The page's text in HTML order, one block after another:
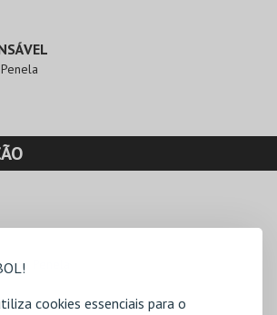
cookies essenciais para o
de Penela